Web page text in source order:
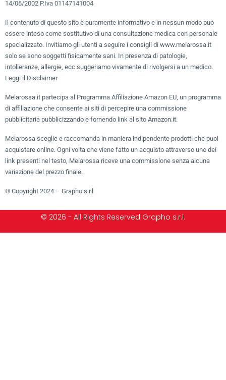
14/06/2002 P.Iva 01147141004
Il contenuto di questo sito è puramente informativo e in nessun modo può
essere inteso come sostitutivo di una consultazione medica con personale
specializzato. Invitiamo gli utenti a seguire i consigli di www.melarossa.it
solo se sono soggetti fisicamente sani. In presenza di patologie,
intolleranze, allergie, ecc suggeriamo vivamente di rivolgersi a un medico.
Leggi il Disclaimer
Melarossa.it partecipa al Programma Affiliazione Amazon EU, un programma
di affiliazione che consente ai siti di percepire una commissione
pubblicitaria pubblicizzando e fornendo link al sito Amazon.it.
Melarossa sceglie e raccomanda in maniera indipendente prodotti che puoi
acquistare online. Ogni volta che viene fatto un acquisto attraverso uno dei
link presenti nel testo, Melarossa riceve una commissione senza alcuna
variazione del prezzo finale.
© Copyright 2024 – Grapho s.r.l
© 2026 - All Rights Reserved Grapho s.r.l.